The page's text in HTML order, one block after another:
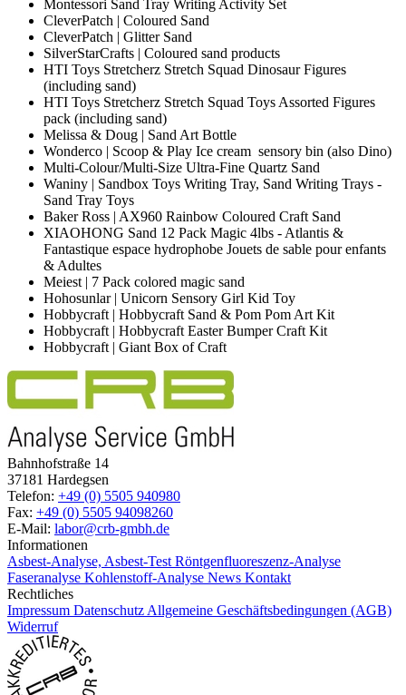
Montessori Sand Tray Writing Activity Set
CleverPatch | Coloured Sand
CleverPatch | Glitter Sand
SilverStarCrafts | Coloured sand products
HTI Toys Stretcherz Stretch Squad Dinosaur Figures
(including sand)
HTI Toys Stretcherz Stretch Squad Toys Assorted Figures
pack (including sand)
Melissa & Doug | Sand Art Bottle
Wonderco | Scoop & Play Ice cream sensory bin (also Dino)
Multi-Colour/Multi-Size Ultra-Fine Quartz Sand
Waniny | Sandbox Toys Writing Tray, Sand Writing Trays -
Sand Tray Toys
Baker Ross | AX960 Rainbow Coloured Craft Sand
XIAOHONG Sand 12 Pack Magic 4lbs - Atlantis &
Fantastique espace hydrophobe Jouets de sable pour enfants
& Adultes
Meiest | 7 Pack colored magic sand
Hohosunlar | Unicorn Sensory Girl Kid Toy
Hobbycraft | Hobbycraft Sand & Pom Pom Art Kit
Hobbycraft | Hobbycraft Easter Bumper Craft Kit
Hobbycraft | Giant Box of Craft
Bahnhofstraße 14
37181 Hardegsen
Telefon: +49 (0) 5505 940980
Fax: +49 (0) 5505 94098260
E-Mail: labor@crb-gmbh.de
Informationen
Asbest-Analyse, Asbest-TestRöntgenfluoreszenz-Analyse
Faseranalyse Kohlenstoff-Analyse News Kontakt
Rechtliches
Impressum DatenschutzAllgemeine Geschäftsbedingungen (AGB)
Widerruf